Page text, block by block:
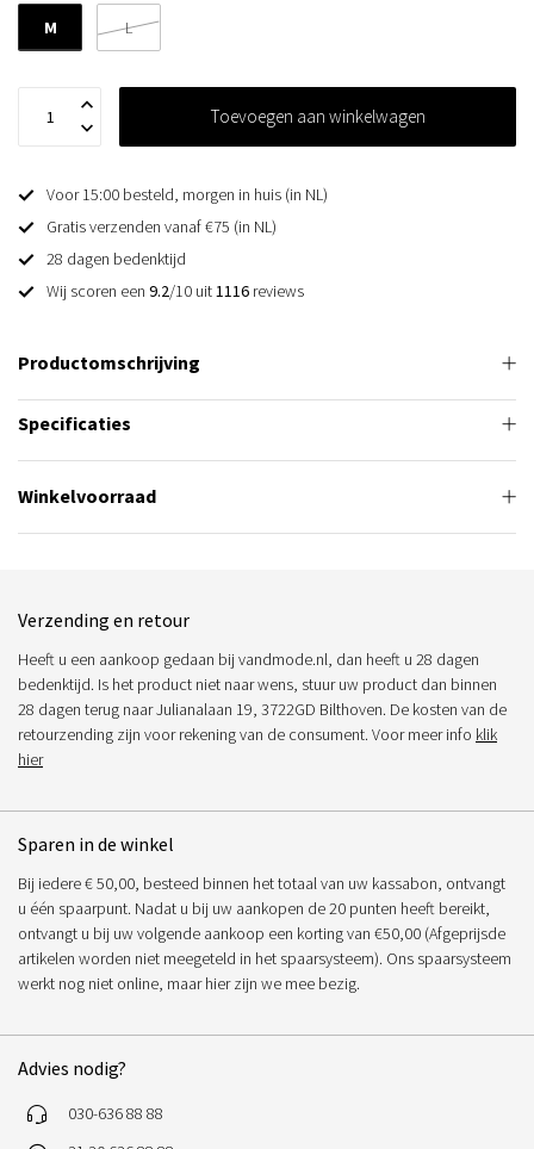
M L
Toevoegen aan winkelwagen
Voor 15:00 besteld, morgen in huis (in NL)
Gratis verzenden vanaf €75 (in NL)
28 dagen bedenktijd
Wij scoren een 9.2/10 uit1116 reviews
Productomschrijving
Specificaties
Winkelvoorraad
Verzending en retour
Heeft u een aankoop gedaan bij vandmode.nl, dan heeft u 28 dagen
bedenktijd. Is het product niet naar wens, stuur uw product dan binnen
28 dagen terug naar Julianalaan 19, 3722GD Bilthoven. De kosten van de
retourzending zijn voor rekening van de consument. Voor meer info klik
hier
Sparen in de winkel
Bij iedere € 50,00, besteed binnen het totaal van uw kassabon, ontvangt
u één spaarpunt. Nadat u bij uw aankopen de 20 punten heeft bereikt,
ontvangt u bij uw volgende aankoop een korting van €50,00 (Afgeprijsde
artikelen worden niet meegeteld in het spaarsysteem). Ons spaarsysteem
werkt nog niet online, maar hier zijn we mee bezig.
Advies nodig?
030-636 88 88